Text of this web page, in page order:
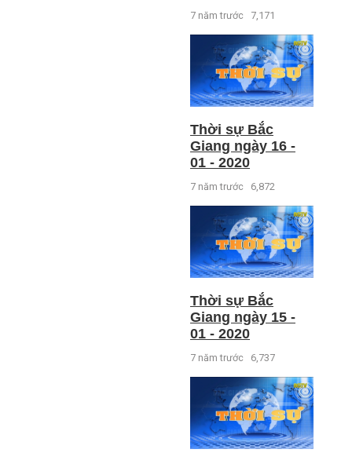
7 năm trước 7,171
Thời sự Bắc
Giang ngày 16 -
01 - 2020
7 năm trước 6,872
Thời sự Bắc
Giang ngày 15 -
01 - 2020
7 năm trước 6,737